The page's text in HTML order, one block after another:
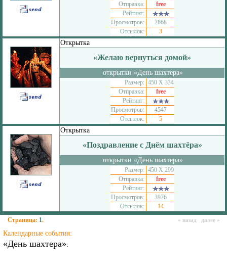
Отправка:
free
Рейтинг:
Просмотров:
2868
Отсылок:
3
Открытка
«Желаю вернуться домой»
открытки «День шахтера»
Размер: 450 Х 334
Отправка:
free
Рейтинг:
Просмотров:
4547
Отсылок:
5
Открытка
«Поздравление с Днём шахтёра»
открытки «День шахтера»
Размер: 450 Х 299
Отправка:
free
Рейтинг:
Просмотров:
3976
Отсылок:
14
Страница: 1. « назад далее »
Календарные события:
«День шахтера».